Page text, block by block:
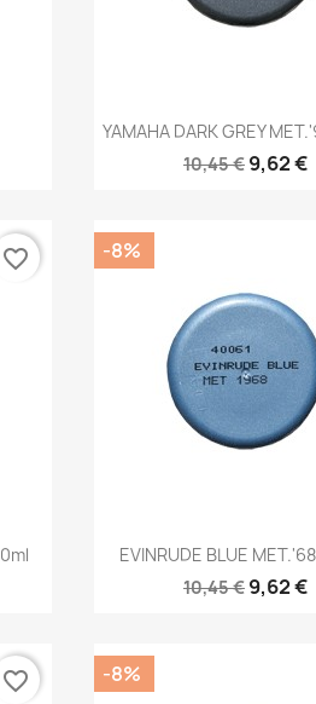
Anteprima
YAMAHA DARK GREY
10,45 € 9,62 €
favorite_border
Anteprima
EVINRUDE BLUE
10,45 € 9,62 €
-8%
favorite_border -8%